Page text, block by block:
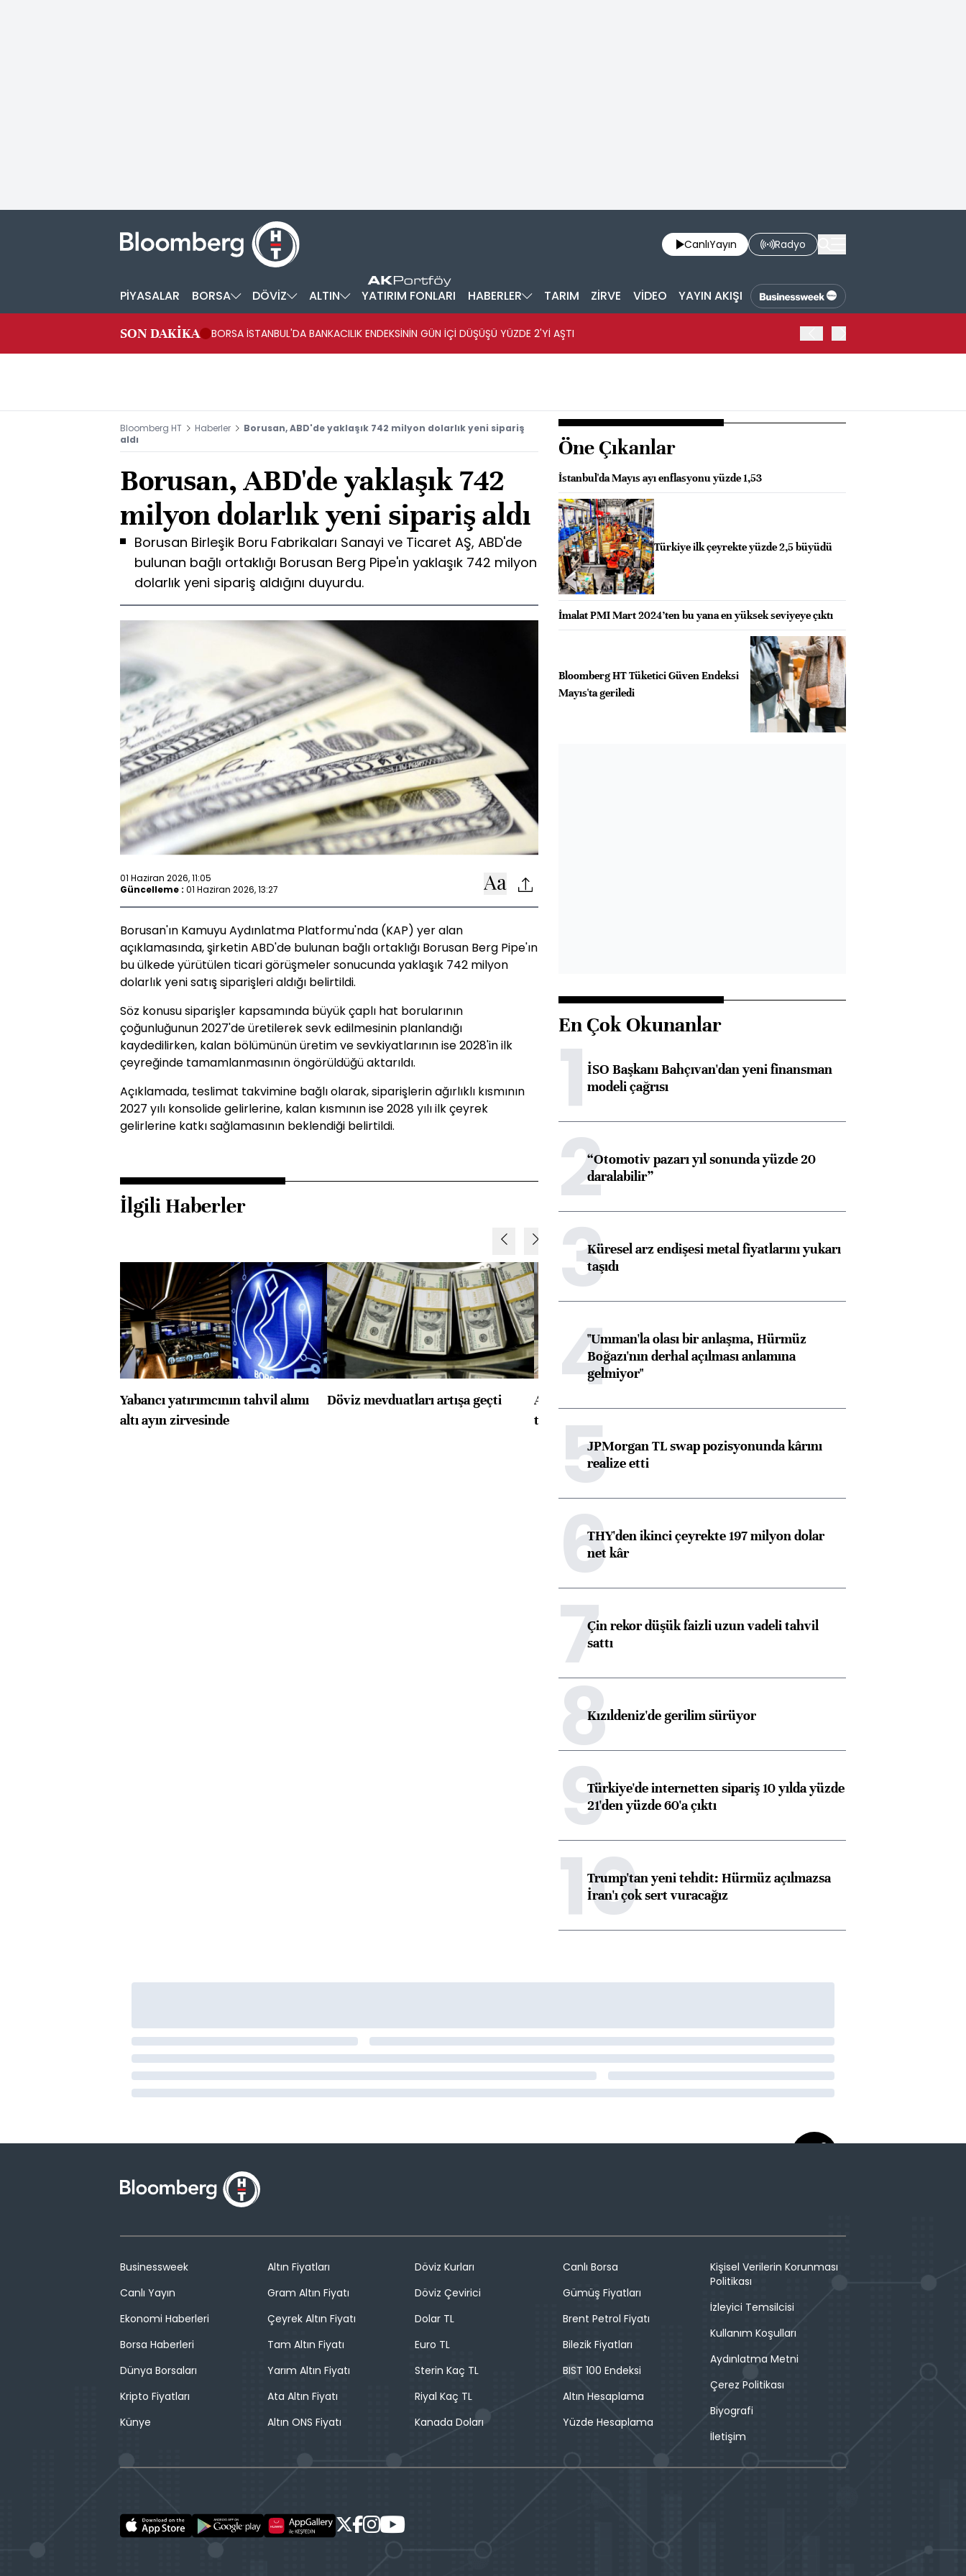
CanlıYayın Radyo
PİYASALAR BORSA DÖVİZ ALTIN YATIRIM FONLARI HABERLER TARIM ZİRVE VİDEO YAYIN AKIŞI
SON DAKİKA BORSA İSTANBUL'DA BANKACILIK ENDEKSİNİN GÜN İÇİ DÜŞÜŞÜ YÜZDE 2'Yİ AŞTI
Bloomberg HT Haberler
Borusan, ABD'de yaklaşık 742 milyon dolarlık yeni sipariş
aldı
Borusan, ABD'de yaklaşık 742
milyon dolarlık yeni sipariş aldı
Borusan Birleşik Boru Fabrikaları Sanayi ve Ticaret AŞ, ABD'de
bulunan bağlı ortaklığı Borusan Berg Pipe'ın yaklaşık 742 milyon
dolarlık yeni sipariş aldığını duyurdu.
01 Haziran 2026, 11:05
Güncelleme : 01 Haziran 2026, 13:27
Borusan'ın Kamuyu Aydınlatma Platformu'nda (KAP) yer alan
açıklamasında, şirketin ABD'de bulunan bağlı ortaklığı Borusan Berg Pipe'ın
bu ülkede yürütülen ticari görüşmeler sonucunda yaklaşık 742 milyon
dolarlık yeni satış siparişleri aldığı belirtildi.
Söz konusu siparişler kapsamında büyük çaplı hat borularının
çoğunluğunun 2027'de üretilerek sevk edilmesinin planlandığı
kaydedilirken, kalan bölümünün üretim ve sevkiyatlarının ise 2028'in ilk
çeyreğinde tamamlanmasının öngörüldüğü aktarıldı.
Açıklamada, teslimat takvimine bağlı olarak, siparişlerin ağırlıklı kısmının
2027 yılı konsolide gelirlerine, kalan kısmının ise 2028 yılı ilk çeyrek
gelirlerine katkı sağlamasının beklendiği belirtildi.
İlgili Haberler
Yabancı yatırımcının tahvil alımı
altı ayın zirvesinde
Döviz mevduatları artışa geçti
ABD'de konut başlangıçları
toparlandı
konusunda Unicredit ile
Öne Çıkanlar
İstanbul'da Mayıs ayı enflasyonu yüzde 1,53
Türkiye ilk çeyrekte yüzde 2,5 büyüdü
İmalat PMI Mart 2024’ten bu yana en yüksek seviyeye çıktı
Bloomberg HT Tüketici Güven Endeksi
Mayıs'ta geriledi
En Çok Okunanlar
1İSO Başkanı Bahçıvan'dan yeni finansman
modeli çağrısı
2“Otomotiv pazarı yıl sonunda yüzde 20
daralabilir”
3Küresel arz endişesi metal fiyatlarını yukarı
taşıdı
4"Umman'la olası bir anlaşma, Hürmüz
Boğazı'nın derhal açılması anlamına
gelmiyor"
5JPMorgan TL swap pozisyonunda kârını
realize etti
6THY'den ikinci çeyrekte 197 milyon dolar
net kâr
7Çin rekor düşük faizli uzun vadeli tahvil
sattı
8Kızıldeniz'de gerilim sürüyor
9Türkiye'de internetten sipariş 10 yılda yüzde
21'den yüzde 60'a çıktı
10
Trump'tan yeni tehdit: Hürmüz açılmazsa
İran'ı çok sert vuracağız
Businessweek
Canlı Yayın
Ekonomi Haberleri
Borsa Haberleri
Dünya Borsaları
Kripto Fiyatları
Künye
Altın Fiyatları
Gram Altın Fiyatı
Çeyrek Altın Fiyatı
Tam Altın Fiyatı
Yarım Altın Fiyatı
Ata Altın Fiyatı
Altın ONS Fiyatı
Döviz Kurları
Döviz Çevirici
Dolar TL
Euro TL
Sterin Kaç TL
Riyal Kaç TL
Kanada Doları
Canlı Borsa
Gümüş Fiyatları
Brent Petrol Fiyatı
Bilezik Fiyatları
BIST 100 Endeksi
Altın Hesaplama
Yüzde Hesaplama
Kişisel Verilerin Korunması
Politikası
İzleyici Temsilcisi
Kullanım Koşulları
Aydınlatma Metni
Çerez Politikası
Biyografi
İletişim